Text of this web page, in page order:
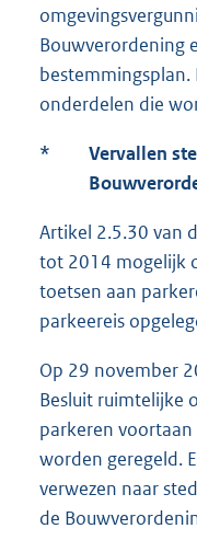
Bouwverordening
bestemmingsplan.
onderdelen die
*
Vervallen
Artikel 2.5.30 van
tot 2014 mogelijk
toetsen aan
parkeereis
Op 29 november
Besluit ruimtelijke
parkeren
worden geregeld.
verwezen naar
de